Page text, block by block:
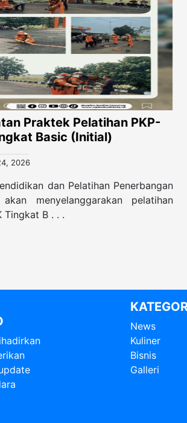
Praktek Pelatihan PKP-
Basic (Initial)
2026
dan Pelatihan Penerbangan
menyelanggarakan pelatihan
Tingkat B . . .
News
Kuliner
Bisnis
Galleri